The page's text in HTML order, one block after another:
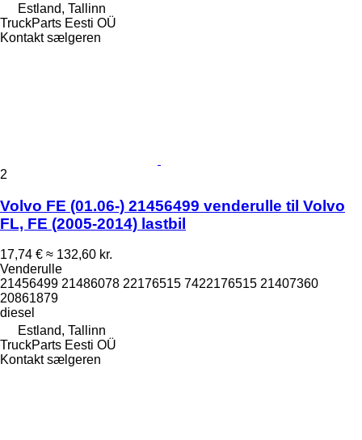
Estland, Tallinn
TruckParts Eesti OÜ
Kontakt sælgeren
2
Volvo FE (01.06-) 21456499 venderulle til Volvo
FL, FE (2005-2014) lastbil
17,74 € ≈ 132,60 kr.
Venderulle
21456499 21486078 22176515 7422176515 21407360
20861879
diesel
Estland, Tallinn
TruckParts Eesti OÜ
Kontakt sælgeren